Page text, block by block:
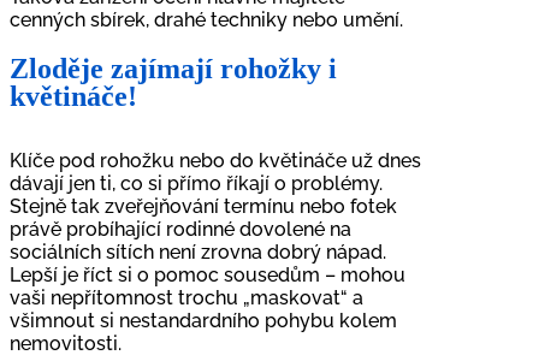
cenných sbírek, drahé techniky nebo umění.
Zloděje zajímají rohožky i
květináče!
Klíče pod rohožku nebo do květináče už dnes
dávají jen ti, co si přímo říkají o problémy.
Stejně tak zveřejňování termínu nebo fotek
právě probíhající rodinné dovolené na
sociálních sítích není zrovna dobrý nápad.
Lepší je říct si o pomoc sousedům – mohou
vaši nepřítomnost trochu „maskovat“ a
všimnout si nestandardního pohybu kolem
nemovitosti.